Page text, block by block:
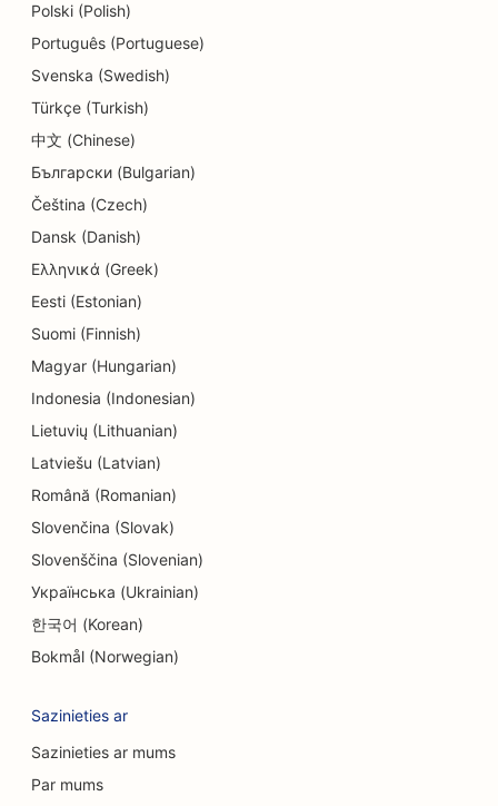
SEO ēdinātājiem
SEO kēksiņu veikaliem
SEO izglītības un bērnu aprūpes pakalpojumiem
SEO Donut veikaliem
SEO ķīmiskajām tīrītavām
SEO elektronikas veikaliem
SEO inženiertehniskajiem uzņēmumiem
SEO endodontiem
SEO izklaidei un atpūtai
SEO izbēgšanas istabām
SEO restorāniem, kas darbojas no lauku
saimniecības līdz galdam
SEO sejas liftinga pakalpojumiem
SEO finanšu plānotājiem
SEO ātrās ēdināšanas restorāniem
Polski (Polish)
Português (Portuguese)
Svenska (Swedish)
Türkçe (Turkish)
中文 (Chinese)
Български (Bulgarian)
Čeština (Czech)
Dansk (Danish)
Ελληνικά (Greek)
Eesti (Estonian)
Suomi (Finnish)
Magyar (Hungarian)
Indonesia (Indonesian)
Lietuvių (Lithuanian)
Latviešu (Latvian)
Română (Romanian)
Slovenčina (Slovak)
Slovenščina (Slovenian)
Українська (Ukrainian)
한국어 (Korean)
Bokmål (Norwegian)
Sazinieties ar
Sazinieties ar mums
Par mums